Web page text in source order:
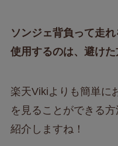
ソンジェ背負って走
使用するのは、避けた
楽天Vikiよりも簡単に
を見ることができる
紹介しますね！